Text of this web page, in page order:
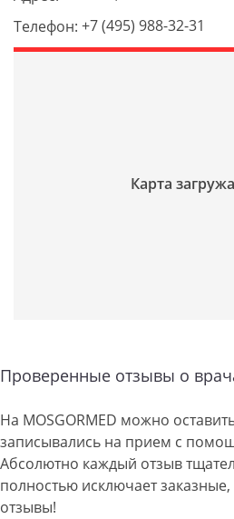
Телефон: +7 (495) 988-32-31
Проверенные отзывы о
На MOSGORMED можно
записывались на прием с
Абсолютно каждый отзыв
полностью исключает
отзывы!